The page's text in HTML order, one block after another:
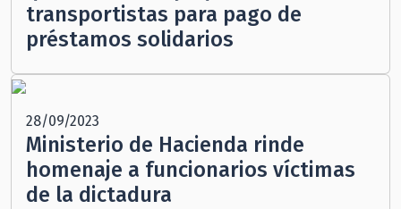
transportistas para pago de
préstamos solidarios
28/09/2023
Ministerio de Hacienda rinde
homenaje a funcionarios víctimas
de la dictadura